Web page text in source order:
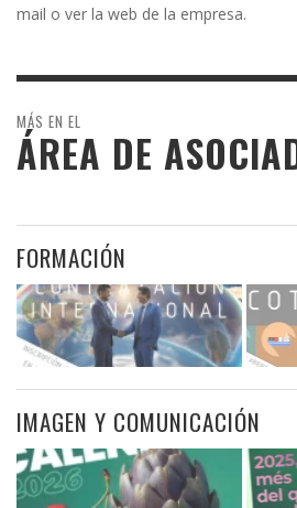
mail o ver la web de la empresa.
MÁS EN EL
ÁREA DE
FORMACIÓN
IMAGEN Y COMUNICACIÓN